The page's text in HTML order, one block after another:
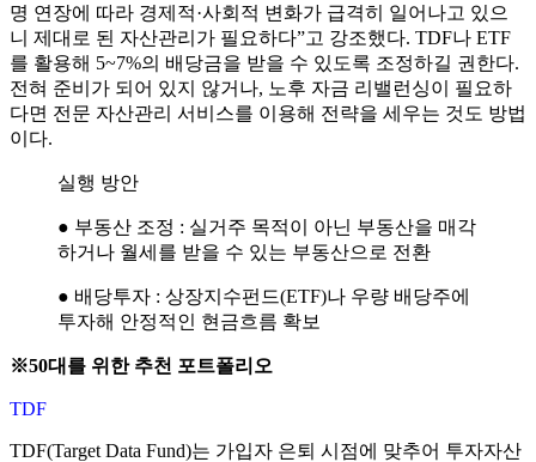
명 연장에 따라 경제적·사회적 변화가 급격히 일어나고 있으
니 제대로 된 자산관리가 필요하다”고 강조했다. TDF나 ETF
를 활용해 5~7%의 배당금을 받을 수 있도록 조정하길 권한다.
전혀 준비가 되어 있지 않거나, 노후 자금 리밸런싱이 필요하
다면 전문 자산관리 서비스를 이용해 전략을 세우는 것도 방법
이다.
실행 방안
● 부동산 조정 : 실거주 목적이 아닌 부동산을 매각
하거나 월세를 받을 수 있는 부동산으로 전환
● 배당투자 : 상장지수펀드(ETF)나 우량 배당주에
투자해 안정적인 현금흐름 확보
※50대를 위한 추천 포트폴리오
TDF
TDF(Target Data Fund)는 가입자 은퇴 시점에 맞추어 투자자산